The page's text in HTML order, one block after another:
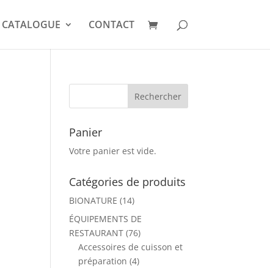
CATALOGUE CONTACT
Panier
Votre panier est vide.
Catégories de produits
BIONATURE (14)
ÉQUIPEMENTS DE
RESTAURANT (76)
Accessoires de cuisson et
préparation (4)